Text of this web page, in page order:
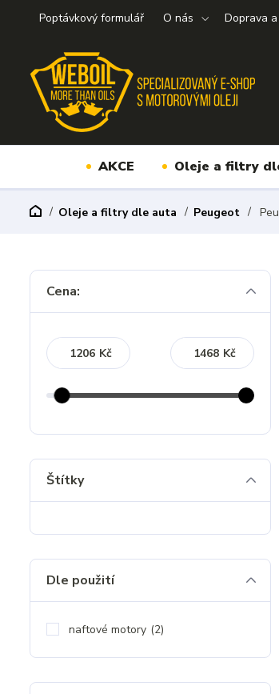
Poptávkový formulář O nás Doprava
AKCE Oleje a filtry
Oleje a filtry dle auta Peugeot
Cena:
Kč Kč
Štítky
Dle použití
naftové motory (2)